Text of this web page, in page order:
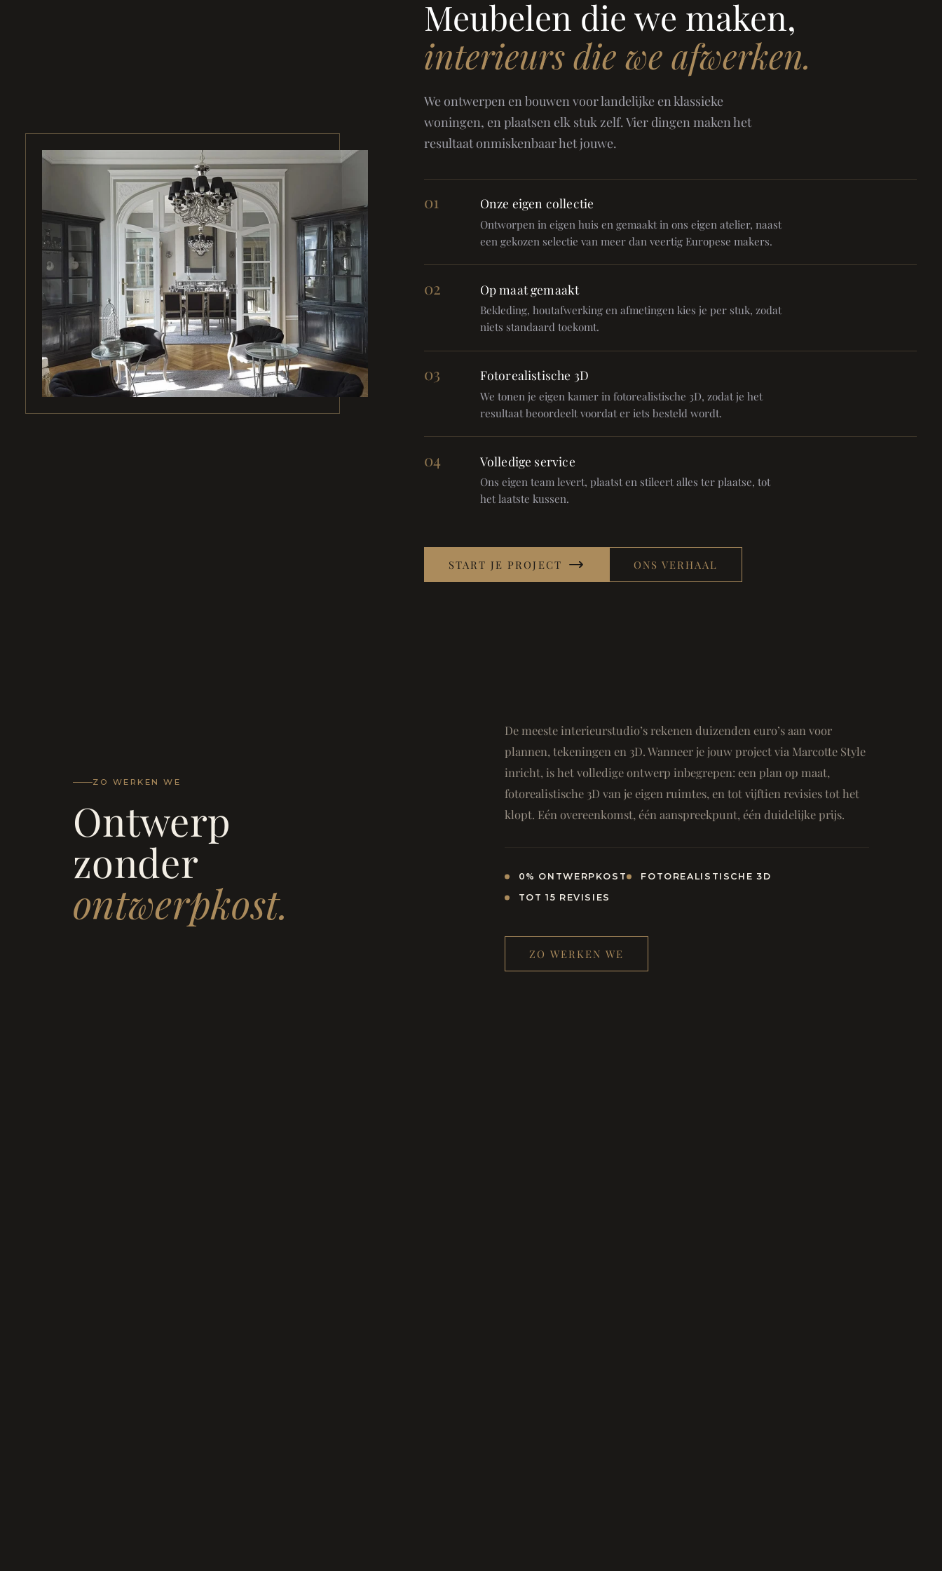
Meubelen die we maken,
interieurs die we afwerken.
We ontwerpen en bouwen voor landelijke en klassieke
woningen, en plaatsen elk stuk zelf. Vier dingen maken het
resultaat onmiskenbaar het jouwe.
01 Onze eigen collectie
Ontworpen in eigen huis en gemaakt in ons eigen atelier, naast
een gekozen selectie van meer dan veertig Europese makers.
02 Op maat gemaakt
Bekleding, houtafwerking en afmetingen kies je per stuk, zodat
niets standaard toekomt.
03 Fotorealistische 3D
We tonen je eigen kamer in fotorealistische 3D, zodat je het
resultaat beoordeelt voordat er iets besteld wordt.
04 Volledige service
Ons eigen team levert, plaatst en stileert alles ter plaatse, tot
het laatste kussen.
START JE PROJECT ONS VERHAAL
ZO WERKEN WE
Ontwerp
zonder
ontwerpkost.
De meeste interieurstudio’s rekenen duizenden euro’s aan voor
plannen, tekeningen en 3D. Wanneer je jouw project via Marcotte Style
inricht, is het volledige ontwerp inbegrepen: een plan op maat,
fotorealistische 3D van je eigen ruimtes, en tot vijftien revisies tot het
klopt. Eén overeenkomst, één aanspreekpunt, één duidelijke prijs.
0% ONTWERPKOST
FOTOREALISTISCHE 3D
TOT 15 REVISIES
ZO WERKEN WE